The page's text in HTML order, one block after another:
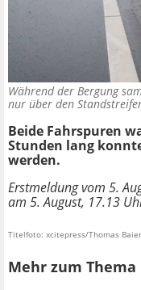
Während der Bergung
nur über den
Beide Fahrspuren
Stunden lang
werden.
Erstmeldung vom 5.
am 5. August, 17.13
Titelfoto: xcitepress/Thomas Baier
Mehr zum Thema